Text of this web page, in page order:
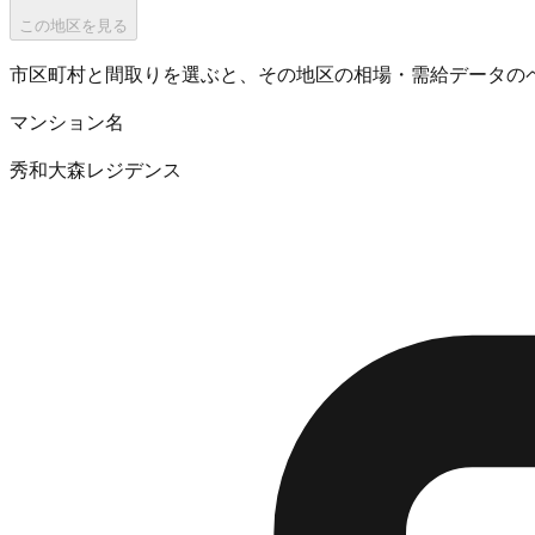
この地区を見る
市区町村と間取りを選ぶと、その地区の相場・需給データの
マンション名
秀和大森レジデンス